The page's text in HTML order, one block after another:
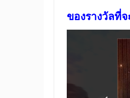
ของรางวัลที่